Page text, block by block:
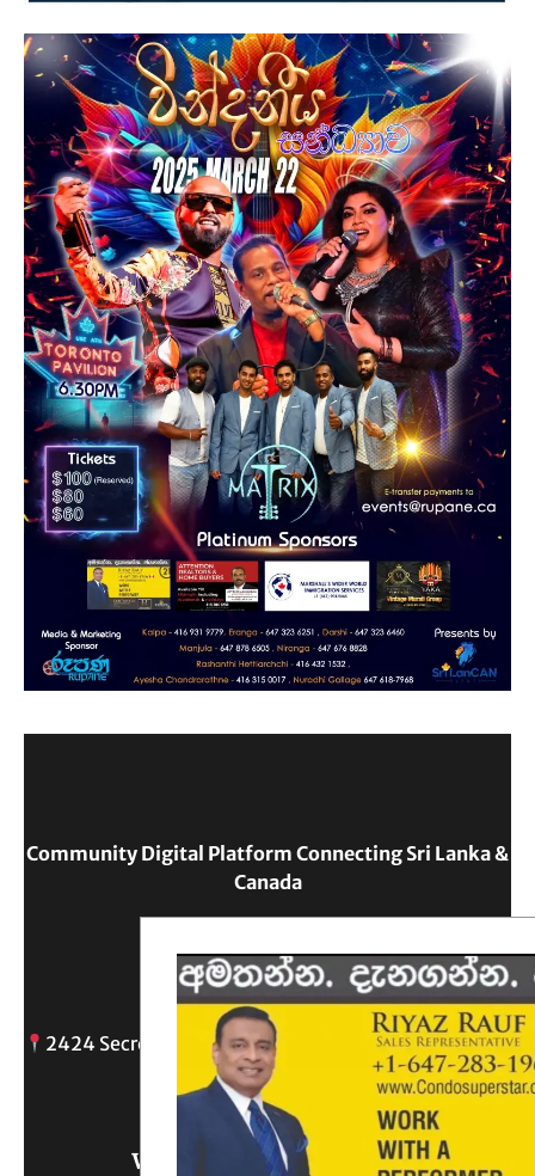
Community Digital Platform Connecting Sri Lanka &
Canada
Reach Out
2424 Secreto drive, Oshawa, ON
info@
Write Us What You Think